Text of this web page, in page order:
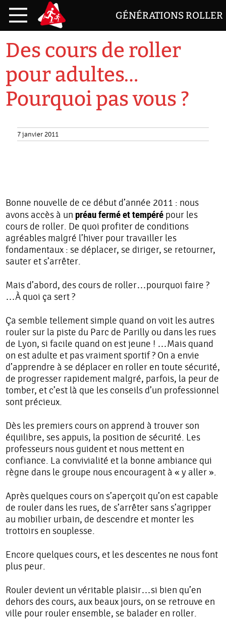
GÉNÉRATIONS ROLLER
Des cours de roller
pour adultes…
Pourquoi pas vous ?
7 janvier 2011
Bonne nouvelle de ce début d’année 2011 : nous
avons accès à un préau fermé et tempéré pour les
cours de roller. De quoi profiter de conditions
agréables malgré l’hiver pour travailler les
fondamentaux : se déplacer, se diriger, se retourner,
sauter et s’arrêter.
Mais d’abord, des cours de roller…pourquoi faire ?
…À quoi ça sert ?
Ça semble tellement simple quand on voit les autres
rouler sur la piste du Parc de Parilly ou dans les rues
de Lyon, si facile quand on est jeune ! …Mais quand
on est adulte et pas vraiment sportif ? On a envie
d’apprendre à se déplacer en roller en toute sécurité,
de progresser rapidement malgré, parfois, la peur de
tomber, et c’est là que les conseils d’un professionnel
sont précieux.
Dès les premiers cours on apprend à trouver son
équilibre, ses appuis, la position de sécurité. Les
professeurs nous guident et nous mettent en
confiance. La convivialité et la bonne ambiance qui
règne dans le groupe nous encouragent à « y aller ».
Après quelques cours on s’aperçoit qu’on est capable
de rouler dans les rues, de s’arrêter sans s’agripper
au mobilier urbain, de descendre et monter les
trottoirs en souplesse.
Encore quelques cours, et les descentes ne nous font
plus peur.
Rouler devient un véritable plaisir…si bien qu’en
dehors des cours, aux beaux jours, on se retrouve en
ville pour rouler ensemble, se balader en roller.